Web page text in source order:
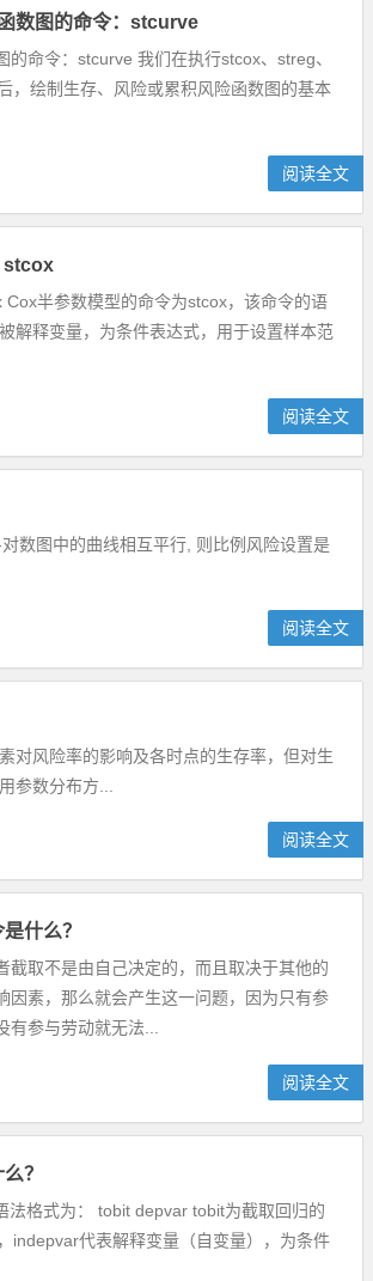
数图的命令：stcurve
命令：stcurve 我们在执行stcox、streg、
，绘制生存、风险或累积风险函数图的基本
阅读全文
stcox
半参数模型的命令为stcox，该命令的语
解释变量，为条件表达式，用于设置样本范
阅读全文
数图中的曲线相互平行, 则比例风险设置是
阅读全文
对风险率的影响及各时点的生存率，但对生
参数分布方...
阅读全文
什么？
截取不是由自己决定的，而且取决于其他的
因素，那么就会产生这一问题，因为只有参
参与劳动就无法...
阅读全文
？
法格式为： tobit depvar tobit为截取回归的
indepvar代表解释变量（自变量），为条件